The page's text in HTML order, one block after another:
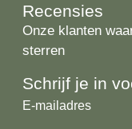
Recensies
Onze klanten
sterren
Schrijf je in
E-